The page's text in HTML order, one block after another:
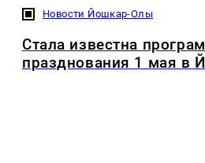
Новости Йошкар-Олы
Стала известна
празднования 1 мая в